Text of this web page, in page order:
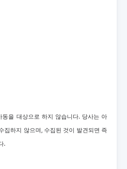
을 대상으로 하지 않습니다. 당사는 아
집하지 않으며, 수집된 것이 발견되면 즉
.